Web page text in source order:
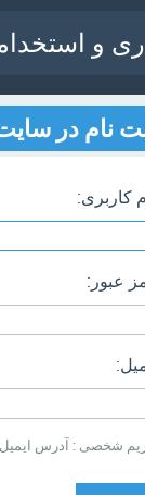
و
نام در
کاربری:
عبور:
شخصی : آدرس ایمیل